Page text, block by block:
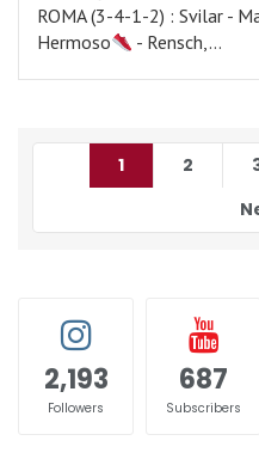
ROMA (3-4-1-2) : Svilar -
Hermoso
- Rensch,…
1 2
2,193
Followers
687
Subscribers